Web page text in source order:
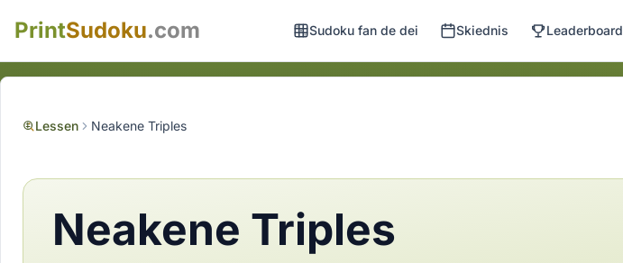
PrintSudoku.com Sudoku fan de dei Skiednis Leaderboard
Lessen Neakene Triples
Neakene Triples